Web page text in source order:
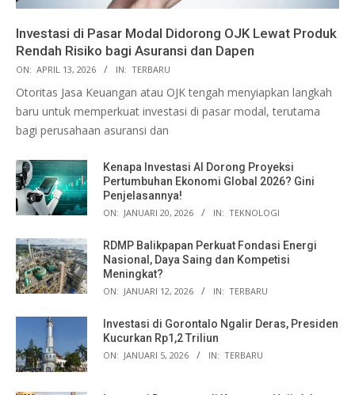
Investasi di Pasar Modal Didorong OJK Lewat Produk
Rendah Risiko bagi Asuransi dan Dapen
ON: APRIL 13, 2026 IN: TERBARU
Otoritas Jasa Keuangan atau OJK tengah menyiapkan langkah
baru untuk memperkuat investasi di pasar modal, terutama
bagi perusahaan asuransi dan
Kenapa Investasi AI Dorong Proyeksi
Pertumbuhan Ekonomi Global 2026? Gini
Penjelasannya!
ON: JANUARI 20, 2026 IN: TEKNOLOGI
RDMP Balikpapan Perkuat Fondasi Energi
Nasional, Daya Saing dan Kompetisi
Meningkat?
ON: JANUARI 12, 2026 IN: TERBARU
Investasi di Gorontalo Ngalir Deras, Presiden
Kucurkan Rp1,2 Triliun
ON: JANUARI 5, 2026 IN: TERBARU